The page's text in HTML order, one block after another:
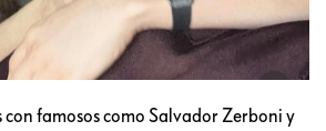
con famosos como Salvador Zerboni y